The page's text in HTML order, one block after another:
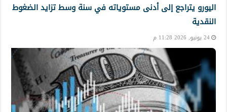
اليورو يتراجع إلى أدنى مستوياته في سنة وسط تزايد الضغوط
النقدية
24 يونيو, 2026 11:28 م